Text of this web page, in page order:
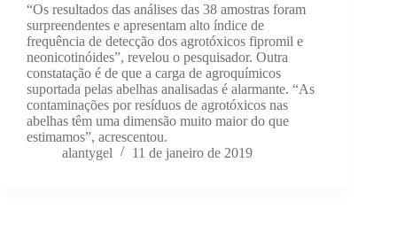
“Os resultados das análises das 38 amostras foram
surpreendentes e apresentam alto índice de
frequência de detecção dos agrotóxicos fipromil e
neonicotinóides”, revelou o pesquisador. Outra
constatação é de que a carga de agroquímicos
suportada pelas abelhas analisadas é alarmante. “As
contaminações por resíduos de agrotóxicos nas
abelhas têm uma dimensão muito maior do que
estimamos”, acrescentou.
alantygel
11 de janeiro de 2019